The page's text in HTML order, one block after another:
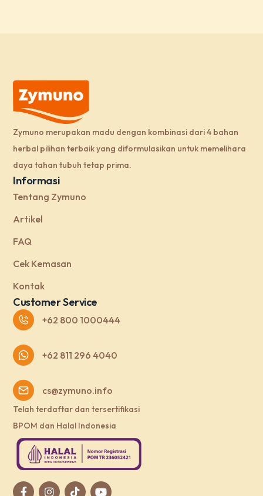
Zymuno merupakan madu dengan kombinasi dari 4 bahan
herbal pilihan terbaik yang diformulasikan untuk memelihara
daya tahan tubuh tetap prima.
Informasi
Tentang Zymuno
Artikel
FAQ
Cek Kemasan
Kontak
Customer Service
+62 800 1000444
+62 811 296 4040
cs@zymuno.info
Telah terdaftar dan tersertifikasi
BPOM dan Halal Indonesia